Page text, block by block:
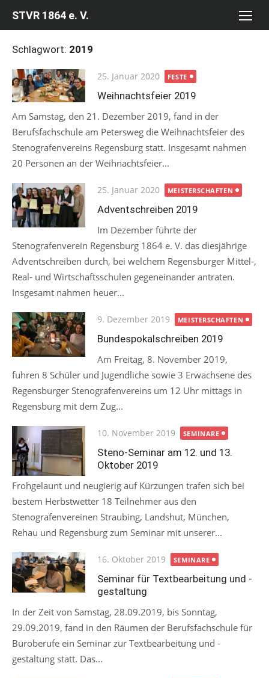
STVR 1864 e. V.
Schlagwort: 2019
Posted
on
25. Januar 2020 FESTE
Weihnachtsfeier 2019
Am Samstag, den 21. Dezember 2019, fand in der
Berufsfachschule am Petersweg die Weihnachtsfeier des
Stenografenvereins Regensburg statt. Insgesamt nahmen
20 Personen an der Weihnachtsfeier...
Posted
on
25. Januar 2020 MEISTERSCHAFTEN
Adventschreiben 2019
Im Dezember führte der
Stenografenverein Regensburg 1864 e. V. das diesjährige
Adventschreiben durch, bei welchem Regensburger Mittel-,
Real- und Wirtschaftsschulen gegeneinander antraten.
Insgesamt nahmen heuer...
Posted
on
9. Dezember 2019 MEISTERSCHAFTEN
Bundespokalschreiben 2019
Am Freitag, 8. November 2019,
fuhren 8 Schüler und Jugendliche sowie 3 Erwachsene des
Regensburger Stenografenvereins um 12 Uhr mittags in
Regensburg mit dem Zug...
Posted
on
10. November 2019 SEMINARE
Steno-Seminar am 12. und 13.
Oktober 2019
Frohgelaunt und neugierig auf Kürzungen trafen sich bei
bestem Herbstwetter 18 Teilnehmer aus den
Stenografenvereinen Straubing, Landshut, München,
Rehau und Regensburg zum Seminar mit unserer...
Posted
on
16. Oktober 2019 SEMINARE
Seminar für Textbearbeitung und -
gestaltung
In der Zeit von Samstag, 28.09.2019, bis Sonntag,
29.09.2019, fand in den Räumen der Berufsfachschule für
Büroberufe ein Seminar zur Textbearbeitung und -
gestaltung statt. Das...